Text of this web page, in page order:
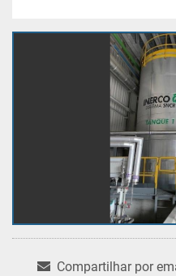
Compartilhar por